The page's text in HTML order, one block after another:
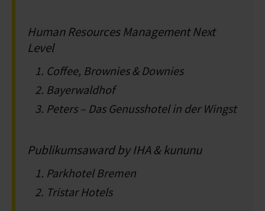
Human Resources Management Next
Level
Coffee, Brownies & Downies
Bayerwaldhof
Peters – Das Genusshotel in der Wingst
Publikumsaward by IHA & kununu
Parkhotel Bremen
Tristar Hotels